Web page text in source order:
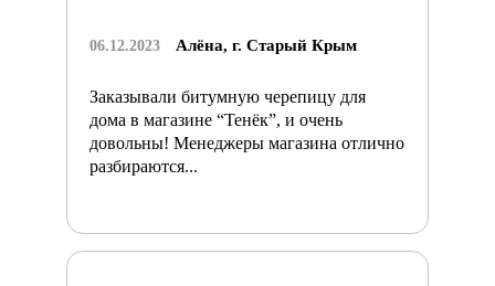
06.12.2023 Алёна, г. Старый Крым
Заказывали битумную черепицу для
дома в магазине “Тенёк”, и очень
довольны! Менеджеры магазина отлично
разбираются...